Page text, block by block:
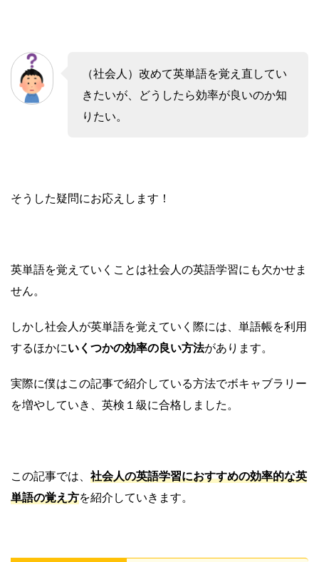
（社会人）改めて英単語を覚え直してい
きたいが、どうしたら効率が良いのか知
りたい。
そうした疑問にお応えします！
英単語を覚えていくことは社会人の英語学習にも欠かせま
せん。
しかし社会人が英単語を覚えていく際には、単語帳を利用
するほかにいくつかの効率の良い方法があります。
実際に僕はこの記事で紹介している方法でボキャブラリー
を増やしていき、英検１級に合格しました。
この記事では、 社会人の英語学習におすすめの効率的な英
単語の覚え方を紹介していきます。